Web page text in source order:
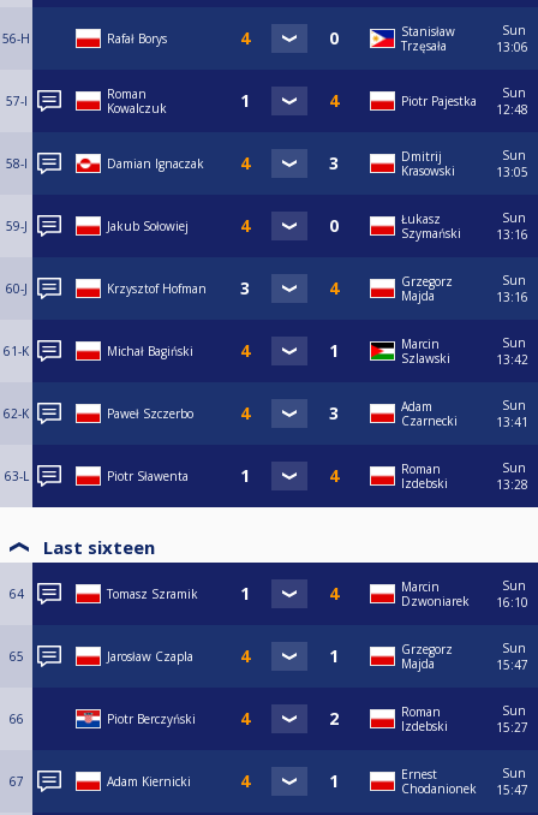
56-H Rafał Borys
Stanisław
Trzęsała
Sun
13:06
57-I
Roman
Kowalczuk
Piotr Pajestka
Sun
12:48
58-I Damian Ignaczak
Dmitrij
Krasowski
Sun
13:05
59-J Jakub Sołowiej
Łukasz
Szymański
Sun
13:16
60-J Krzysztof Hofman
Grzegorz
Majda
Sun
13:16
61-K Michał Bagiński
Marcin
Szlawski
Sun
13:42
62-K Paweł Szczerbo
Adam
Czarnecki
Sun
13:41
63-L Piotr Sławenta
Roman
Izdebski
Sun
13:28
Last sixteen
64 Tomasz Szramik
Marcin
Dzwoniarek
Sun
16:10
65 Jarosław Czapla
Grzegorz
Majda
Sun
15:47
66 Piotr Berczyński
Roman
Izdebski
Sun
15:27
67 Adam Kiernicki
Ernest
Chodanionek
Sun
15:47